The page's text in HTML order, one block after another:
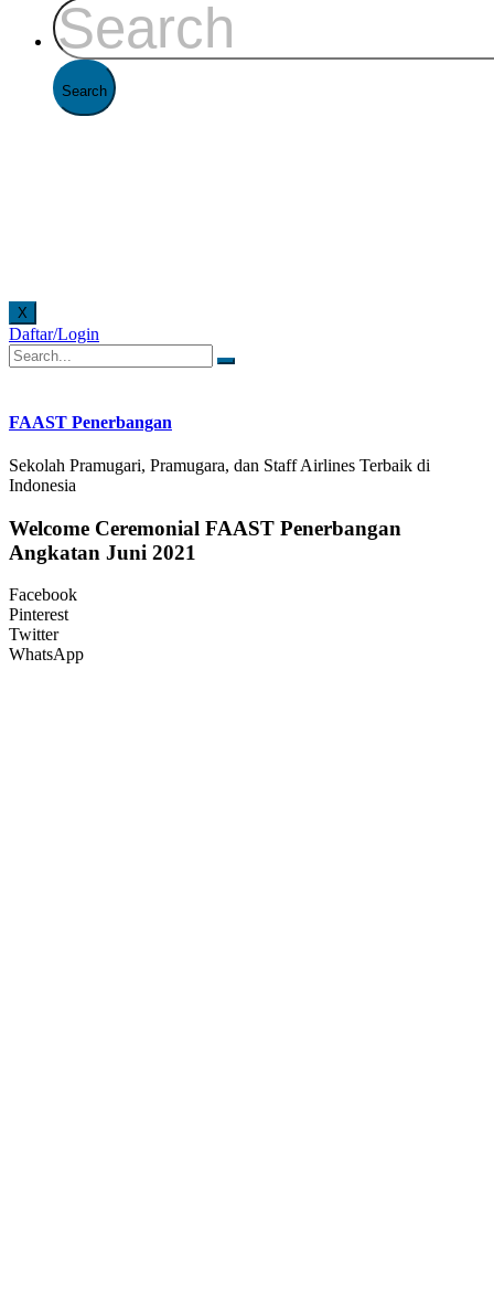
X
Daftar/Login
FAAST Penerbangan
Sekolah Pramugari, Pramugara, dan Staff Airlines Terbaik di
Indonesia
Welcome Ceremonial FAAST Penerbangan
Angkatan Juni 2021
Facebook
Pinterest
Twitter
WhatsApp